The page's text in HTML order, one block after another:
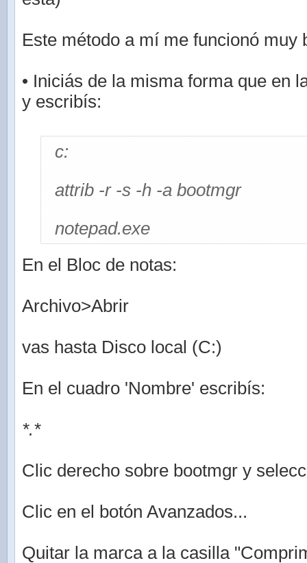
Este método a mí me funcionó muy
• Iniciás de la misma forma que en
y escribís:
c:
attrib -r -s -h -a bootmgr
notepad.exe
En el Bloc de notas:
Archivo>Abrir
vas hasta Disco local (C:)
En el cuadro 'Nombre' escribís:
*.*
Clic derecho sobre bootmgr y
Clic en el botón Avanzados...
Quitar la marca a la casilla